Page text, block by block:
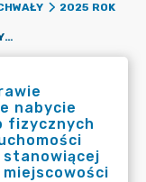
2025 ROK
UCHWAŁA NR XIII/184/25 W SPRAWIE WYRAŻENIA ZGODY NA ODPŁATNE NABYCIE PRZEZ GMINĘ MOGILNO OD OSÓB FIZYCZNYCH PRAWA WŁASNOŚCI CZĘŚCI NIERUCHOMOŚCI GRUNTOWEJ, NIEZABUDOWANEJ, STANOWIĄCEJ DZIAŁKĘ NR 221/1 POŁOŻONEJ W MIEJSCOWOŚCI PADNIEWKO.
nabycie
fizycznych
miejscowości